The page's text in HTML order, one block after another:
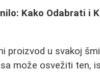
Kako Odabrati i
proizvod u svakoj
može osvežiti ten,